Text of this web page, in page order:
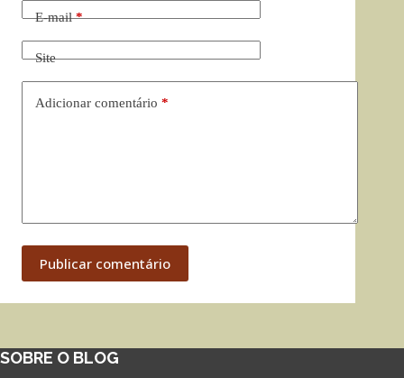
E-mail*
Site
Adicionar comentário *
Publicar comentário
SOBRE O BLOG